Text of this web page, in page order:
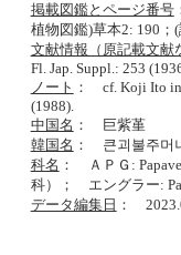
掲載図鑑とページ番号
植物図鑑)草本2: 190；
文献情報（原記載文献
Fl. Jap. Suppl.: 253
ノート ： cf. Koji Ito in
(1988).
中国名 ： 巨紫堇
韓国名 ： 큰괴불주머
科名 ： ＡＰＧ:
科）； エングラー:
データ編集日 ：